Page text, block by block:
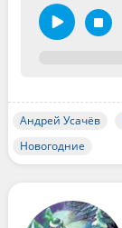
Андрей Усачёв
Новогодние